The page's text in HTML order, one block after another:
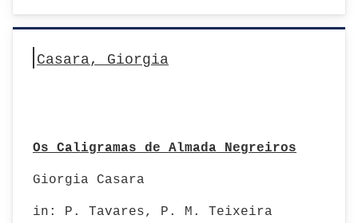
Casara, Giorgia
Os Caligramas de Almada Negreiros
Giorgia Casara
in: P. Tavares, P. M. Teixeira